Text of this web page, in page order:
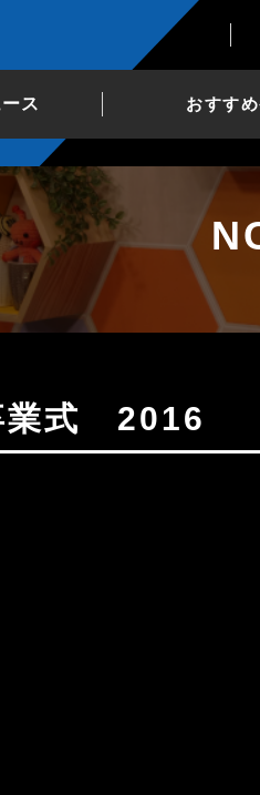
ス おすす
業式 2016